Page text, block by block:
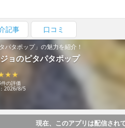
記事 口コミ
パタポップ」の魅力を紹介！
ョのピタパタポップ
の評価
2026/8/5
現在、このアプリは配信され